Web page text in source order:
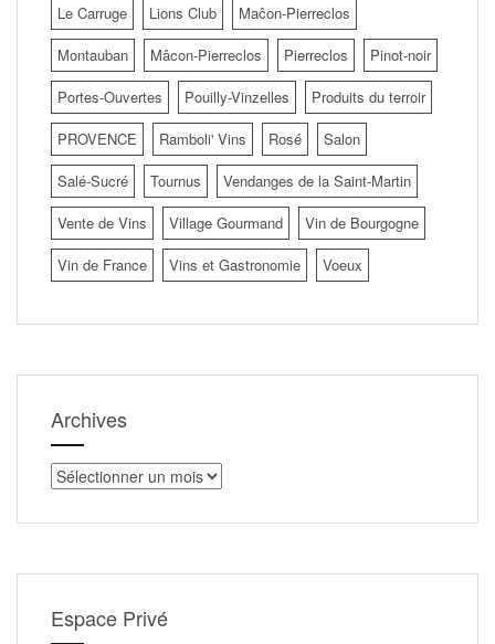
Le Carruge
Lions Club
Maĉon-Pierreclos
Montauban
Mâcon-Pierreclos Pierreclos
Pinot-noir
Portes-Ouvertes
Pouilly-Vinzelles
Produits du terroir
PROVENCE
Ramboli' Vins Rosé
Salon
Salé-Sucré
Tournus
Vendanges de la Saint-Martin
Vente de Vins
Village Gourmand
Vin de Bourgogne
Vin de France
Vins et Gastronomie Voeux
Archives
Archives
Espace Privé